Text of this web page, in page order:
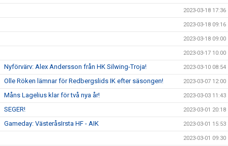
2023-03-18 17:36
2023-03-18 09:16
2023-03-18 09:00
2023-03-17 10:00
Nyförvärv: Alex Andersson från HK Silwing-Troja! 2023-03-10 08:54
Olle Röken lämnar för Redbergslids IK efter säsongen! 2023-03-07 12:00
Måns Lagelius klar för två nya år! 2023-03-03 11:43
SEGER! 2023-03-01 20:18
Gameday: VästeråsIrsta HF - AIK 2023-03-01 15:53
2023-03-01 09:30